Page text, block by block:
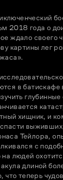
2018 года о
ждало своего
картины лег
в
хищник, и
Тейлора,
с
на людей
длиной
что теперь